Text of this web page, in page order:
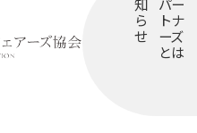
ら
せ
トナ
ーズ
とは